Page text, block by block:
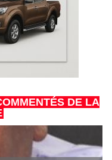
DE LA